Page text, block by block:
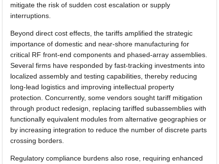
mitigate the risk of sudden cost escalation or supply
interruptions.
Beyond direct cost effects, the tariffs amplified the strategic
importance of domestic and near-shore manufacturing for
critical RF front-end components and phased-array assemblies.
Several firms have responded by fast-tracking investments into
localized assembly and testing capabilities, thereby reducing
long-lead logistics and improving intellectual property
protection. Concurrently, some vendors sought tariff mitigation
through product redesign, replacing tariffed subassemblies with
functionally equivalent modules from alternative geographies or
by increasing integration to reduce the number of discrete parts
crossing borders.
Regulatory compliance burdens also rose, requiring enhanced